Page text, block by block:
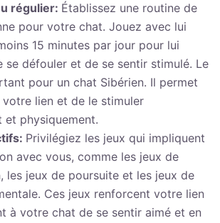
régulier: Établissez une routine de
pour votre chat. Jouez avec lui
15 minutes par jour pour lui
se défouler et de se sentir stimulé. Le
pour un chat Sibérien. Il permet
lien et de le stimuler
et physiquement.
Privilégiez les jeux qui impliquent
avec vous, comme les jeux de
les jeux de poursuite et les jeux de
Ces jeux renforcent votre lien
à votre chat de se sentir aimé et en